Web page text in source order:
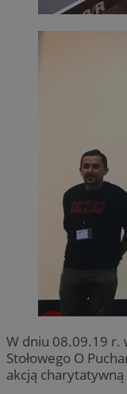
W dniu 08.09.19 r.
Stołowego O
akcją charytatywną